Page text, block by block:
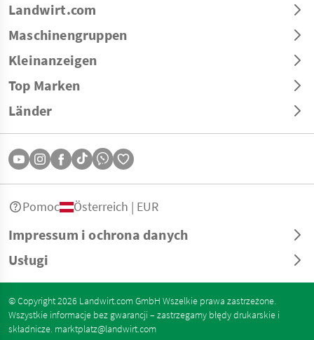
Landwirt.com
Maschinengruppen
Kleinanzeigen
Top Marken
Länder
Impressum i ochrona danych
Usługi
Pomoc Österreich | EUR
© Copyright 2026 Landwirt.com GmbH Wszelkie prawa zastrzeżone.
Wszystkie informacje bez gwarancji – zastrzegamy błędy drukarskie i
składnicze. marktplatz@landwirt.com